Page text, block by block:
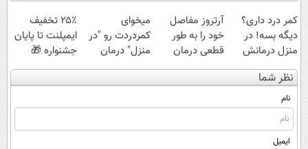
کمر درد داری؟
دیگه بسه! در
منزل درمانش
کن
(◀پرسش‌نامه)
آرتروز مفاصل
خود را به طور
قطعی درمان
کنید!
◗پرسش‌نامه◖
میخوای
کمردردت رو "در
منزل" درمان
کنی؟ (◂فیلم +
◂پرسش‌نامه)
۲۵٪ تخفیف
ایمپلنت تا پایان
جشنواره 🎁
نظر شما
نام
ایمیل